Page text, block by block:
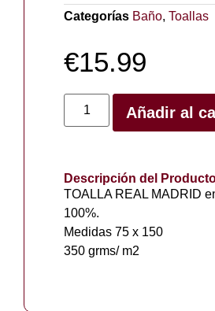
Categorías Baño, Toallas
€15.99
Añadir al
Descripción del
TOALLA REAL MADRID
100%.
Medidas 75 x 150
350 grms/ m2